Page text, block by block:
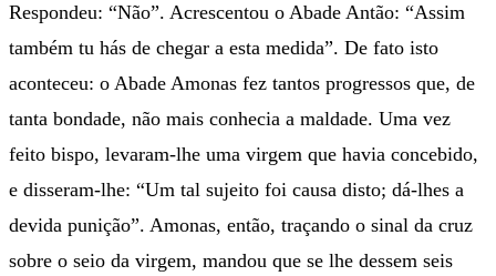
Respondeu: “Não”. Acrescentou o Abade Antão: “Assim
também tu hás de chegar a esta medida”. De fato isto
aconteceu: o Abade Amonas fez tantos progressos que, de
tanta bondade, não mais conhecia a maldade. Uma vez
feito bispo, levaram-lhe uma virgem que havia concebido,
e disseram-lhe: “Um tal sujeito foi causa disto; dá-lhes a
devida punição”. Amonas, então, traçando o sinal da cruz
sobre o seio da virgem, mandou que se lhe dessem seis